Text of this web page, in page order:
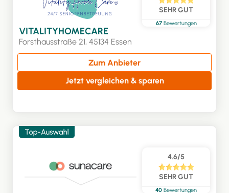
SEHR GUT
67 Bewertungen
VITALITYHOMECARE
Forsthausstraße 21, 45134 Essen
Zum Anbieter
Jetzt vergleichen & sparen
4.6/5
SEHR GUT
40 Bewertungen